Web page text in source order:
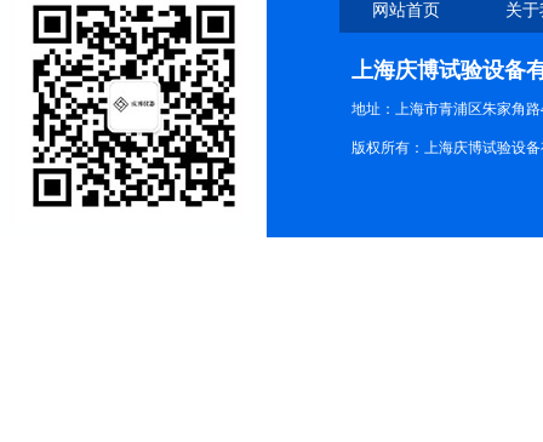
网站首页 关
上海庆博试验设备
地址：上海市青浦区朱家角路
版权所有：上海庆博试验设